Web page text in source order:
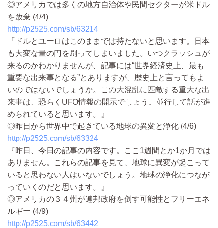
◎アメリカでは多くの地方自治体や民間セクターが米ドル
を放棄 (4/4)
http://p2525.com/sb/63214
『ドルとユーロはこのままでは持たないと思います。日本
も大変な量の円を刷ってしまいました。いつクラッシュが
来るのかわかりませんが、記事には“世界経済史上、最も
重要な出来事となる”とありますが、歴史上と言ってもよ
いのではないでしょうか。この大混乱に匹敵する重大な出
来事は、恐らくUFO情報の開示でしょう。並行して話が進
められていると思います。』
◎昨日から世界中で起きている地球の異変と浄化 (4/6)
http://p2525.com/sb/63324
『昨日、今日の記事の内容です。ここ1週間とか1か月では
ありません。これらの記事を見て、地球に異変が起こって
いると思わない人はいないでしょう。地球の浄化につなが
っていくのだと思います。』
◎アメリカの３４州が連邦政府を倒す可能性とフリーエネ
ルギー (4/9)
http://p2525.com/sb/63442